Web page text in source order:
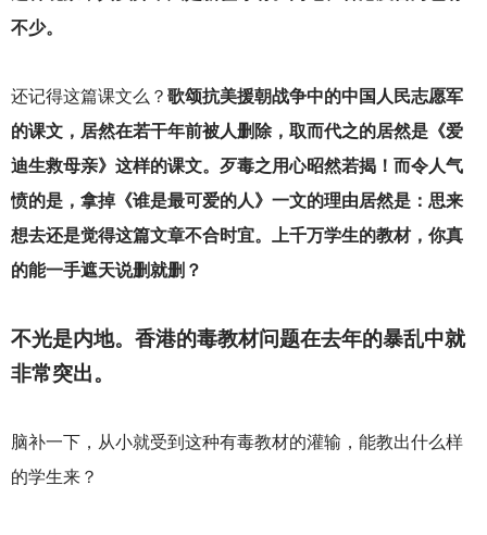
不少。
还记得这篇课文么？ 歌颂抗美援朝战争中的中国人民志愿军
的课文，居然在若干年前被人删除，取而代之的居然是《爱
迪生救母亲》这样的课文。歹毒之用心昭然若揭！而令人气
愤的是，拿掉《谁是最可爱的人》一文的理由居然是：思来
想去还是觉得这篇文章不合时宜。上千万学生的教材，你真
的能一手遮天说删就删？
不光是内地。香港的毒教材问题在去年的暴乱中就
非常突出。
脑补一下，从小就受到这种有毒教材的灌输，能教出什么样
的学生来？